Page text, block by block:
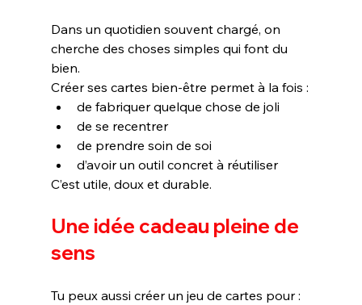
Dans un quotidien souvent chargé, on
cherche des choses simples qui font du
bien.
Créer ses cartes bien-être permet à la fois :
de fabriquer quelque chose de joli
de se recentrer
de prendre soin de soi
d’avoir un outil concret à réutiliser
C’est utile, doux et durable.
Une idée cadeau pleine de
sens
Tu peux aussi créer un jeu de cartes pour :